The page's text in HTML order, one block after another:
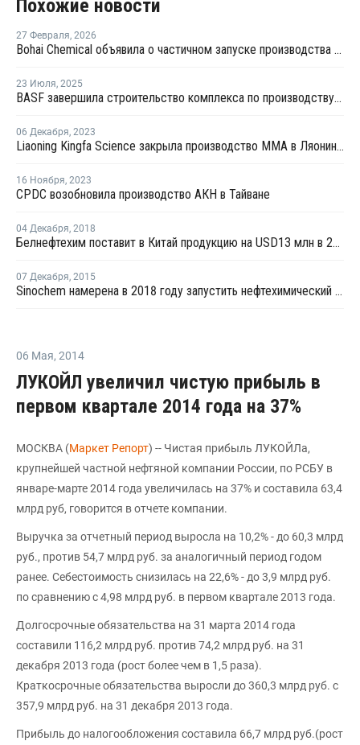
Похожие новости
27 Февраля, 2026
Bohai Chemical объявила о частичном запуске производства акрилатов и суперабсорбирующих полимеров
23 Июля, 2025
BASF завершила строительство комплекса по производству акриловых продуктов в Китае
06 Декабря, 2023
Liaoning Kingfa Science закрыла производство ММА в Ляонине на ремонт
16 Ноября, 2023
CPDC возобновила производство АКН в Тайване
04 Декабря, 2018
Белнефтехим поставит в Китай продукцию на USD13 млн в 2019 году
07 Декабря, 2015
Sinochem намерена в 2018 году запустить нефтехимический комплекс в Китае
06 Мая, 2014
ЛУКОЙЛ увеличил чистую прибыль в
первом квартале 2014 года на 37%
МОСКВА (Маркет Репорт) -- Чистая прибыль ЛУКОЙЛа,
крупнейшей частной нефтяной компании России, по РСБУ в
январе-марте 2014 года увеличилась на 37% и составила 63,4
млрд руб, говорится в отчете компании.
Выручка за отчетный период выросла на 10,2% - до 60,3 млрд
руб., против 54,7 млрд руб. за аналогичный период годом
ранее. Себестоимость снизилась на 22,6% - до 3,9 млрд руб.
по сравнению с 4,98 млрд руб. в первом квартале 2013 года.
Долгосрочные обязательства на 31 марта 2014 года
составили 116,2 млрд руб. против 74,2 млрд руб. на 31
декабря 2013 года (рост более чем в 1,5 раза).
Краткосрочные обязательства выросли до 360,3 млрд руб. с
357,9 млрд руб. на 31 декабря 2013 года.
Прибыль до налогообложения составила 66,7 млрд руб.(рост